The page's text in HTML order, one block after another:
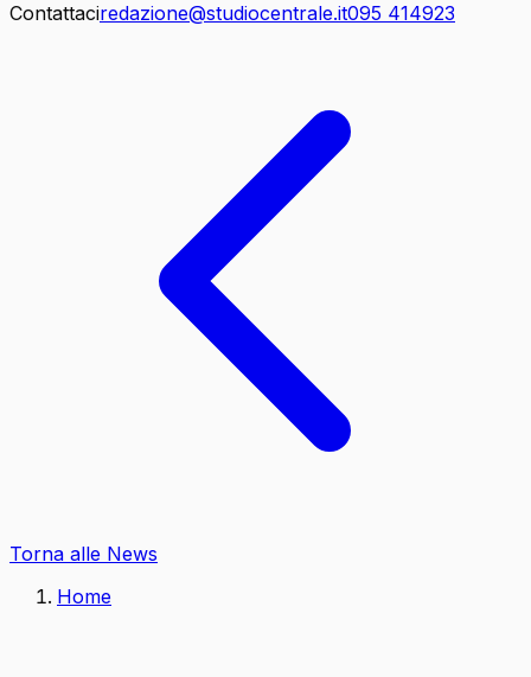
Contattaciredazione@studiocentrale.it095 414923
Torna alle News
Home